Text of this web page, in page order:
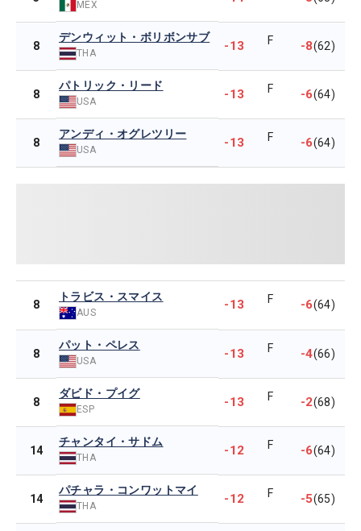
MEX
8
デンウィット・ボリボンサブ
THA -13 F -8(62)
8
パトリック・リード
USA -13 F -6(64)
8
アンディ・オグレツリー
USA -13 F -6(64)
8
トラビス・スマイス
AUS
-13 F -6(64)
8
パット・ペレス
USA -13 F -4(66)
8
ダビド・プイグ
ESP -13 F -2(68)
14
チャンタイ・サドム
THA -12 F -6(64)
14
パチャラ・コンワットマイ
THA -12 F -5(65)